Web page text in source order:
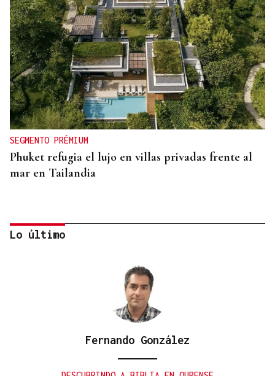
SEGMENTO PRÉMIUM
Phuket refugia el lujo en villas privadas frente al
mar en Tailandia
Arabia Saudí convierte el mar Rojo en un
Lo último
Fernando González